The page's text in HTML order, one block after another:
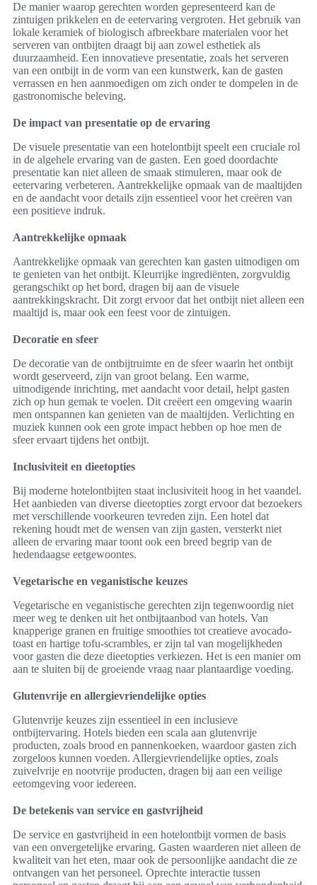
De manier waarop gerechten worden gepresenteerd kan de
zintuigen prikkelen en de eetervaring vergroten. Het gebruik van
lokale keramiek of biologisch afbreekbare materialen voor het
serveren van ontbijten draagt bij aan zowel esthetiek als
duurzaamheid. Een innovatieve presentatie, zoals het serveren
van een ontbijt in de vorm van een kunstwerk, kan de gasten
verrassen en hen aanmoedigen om zich onder te dompelen in de
gastronomische beleving.
De impact van presentatie op de ervaring
De visuele presentatie van een hotelontbijt speelt een cruciale rol
in de algehele ervaring van de gasten. Een goed doordachte
presentatie kan niet alleen de smaak stimuleren, maar ook de
eetervaring verbeteren. Aantrekkelijke opmaak van de maaltijden
en de aandacht voor details zijn essentieel voor het creëren van
een positieve indruk.
Aantrekkelijke opmaak
Aantrekkelijke opmaak van gerechten kan gasten uitnodigen om
te genieten van het ontbijt. Kleurrijke ingrediënten, zorgvuldig
gerangschikt op het bord, dragen bij aan de visuele
aantrekkingskracht. Dit zorgt ervoor dat het ontbijt niet alleen een
maaltijd is, maar ook een feest voor de zintuigen.
Decoratie en sfeer
De decoratie van de ontbijtruimte en de sfeer waarin het ontbijt
wordt geserveerd, zijn van groot belang. Een warme,
uitnodigende inrichting, met aandacht voor detail, helpt gasten
zich op hun gemak te voelen. Dit creëert een omgeving waarin
men ontspannen kan genieten van de maaltijden. Verlichting en
muziek kunnen ook een grote impact hebben op hoe men de
sfeer ervaart tijdens het ontbijt.
Inclusiviteit en dieetopties
Bij moderne hotelontbijten staat inclusiviteit hoog in het vaandel.
Het aanbieden van diverse dieetopties zorgt ervoor dat bezoekers
met verschillende voorkeuren tevreden zijn. Een hotel dat
rekening houdt met de wensen van zijn gasten, versterkt niet
alleen de ervaring maar toont ook een breed begrip van de
hedendaagse eetgewoontes.
Vegetarische en veganistische keuzes
Vegetarische en veganistische gerechten zijn tegenwoordig niet
meer weg te denken uit het ontbijtaanbod van hotels. Van
knapperige granen en fruitige smoothies tot creatieve avocado-
toast en hartige tofu-scrambles, er zijn tal van mogelijkheden
voor gasten die deze dieetopties verkiezen. Het is een manier om
aan te sluiten bij de groeiende vraag naar plantaardige voeding.
Glutenvrije en allergievriendelijke opties
Glutenvrije keuzes zijn essentieel in een inclusieve
ontbijtervaring. Hotels bieden een scala aan glutenvrije
producten, zoals brood en pannenkoeken, waardoor gasten zich
zorgeloos kunnen voeden. Allergievriendelijke opties, zoals
zuivelvrije en nootvrije producten, dragen bij aan een veilige
eetomgeving voor iedereen.
De betekenis van service en gastvrijheid
De service en gastvrijheid in een hotelontbijt vormen de basis
van een onvergetelijke ervaring. Gasten waarderen niet alleen de
kwaliteit van het eten, maar ook de persoonlijke aandacht die ze
ontvangen van het personeel. Oprechte interactie tussen